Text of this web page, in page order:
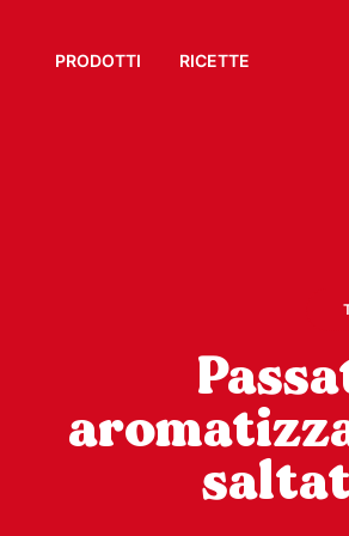
PRODOTTI RICETTE